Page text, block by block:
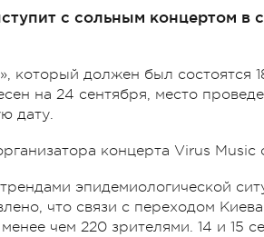
с сольным концертом в
который должен был состоятся
на 24 сентября, место
дату.
концерта Virus Music
эпидемиологической
что связи с переходом
чем 220 зрителями. 14 и 15